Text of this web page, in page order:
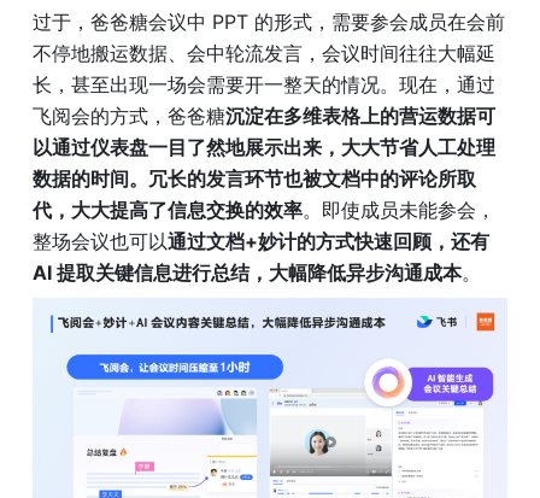
过于，爸爸糖会议中 PPT 的形式，需要参会成员在会前
不停地搬运数据、会中轮流发言，会议时间往往大幅延
长，甚至出现一场会需要开一整天的情况。现在，通过
飞阅会的方式，爸爸糖沉淀在多维表格上的营运数据可
以通过仪表盘一目了然地展示出来，大大节省人工处理
数据的时间。冗长的发言环节也被文档中的评论所取
代，大大提高了信息交换的效率。即使成员未能参会，
整场会议也可以通过文档+妙计的方式快速回顾，还有
AI 提取关键信息进行总结，大幅降低异步沟通成本。